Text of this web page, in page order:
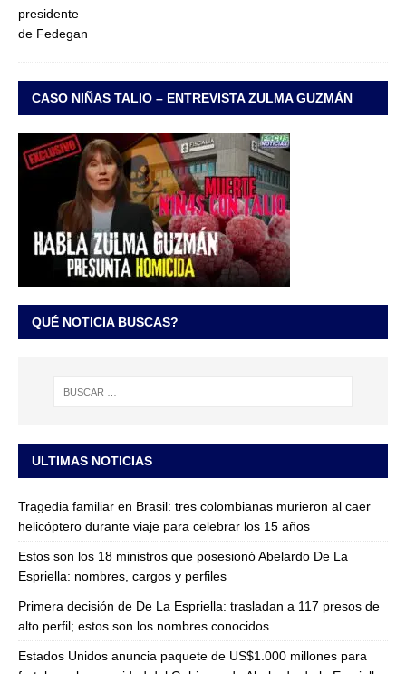
CASO NIÑAS TALIO – ENTREVISTA ZULMA GUZMÁN
QUÉ NOTICIA BUSCAS?
ULTIMAS NOTICIAS
Tragedia familiar en Brasil: tres colombianas murieron al caer
helicóptero durante viaje para celebrar los 15 años
Estos son los 18 ministros que posesionó Abelardo De La
Espriella: nombres, cargos y perfiles
Primera decisión de De La Espriella: trasladan a 117 presos de
alto perfil; estos son los nombres conocidos
Estados Unidos anuncia paquete de US$1.000 millones para